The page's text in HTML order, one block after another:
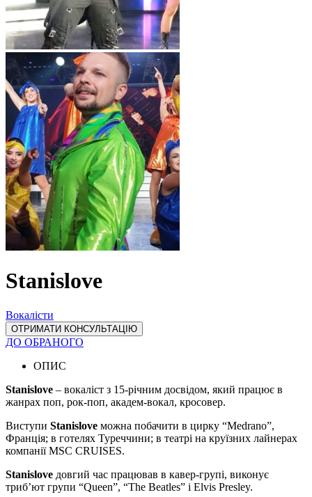
Stanislove
Вокалісти
ОТРИМАТИ КОНСУЛЬТАЦІЮ
ДО ОБРАНОГО
ОПИС
Stanislove – вокаліст з 15-річним досвідом, який працює в
жанрах поп, рок-поп, академ-вокал, кросовер.
Виступи Stanislove можна побачити в цирку “Medrano”,
Франція; в готелях Туреччини; в театрі на круїзних лайнерах
компанії MSC CRUISES.
Stanislove довгий час працював в кавер-групі, виконує
триб’ют групи “Queen”, “The Beatles” і Elvis Presley.